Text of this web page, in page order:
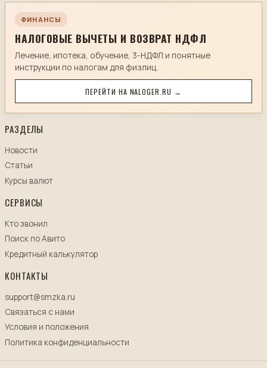
ФИНАНСЫ
НАЛОГОВЫЕ ВЫЧЕТЫ И ВОЗВРАТ НДФЛ
Лечение, ипотека, обучение, 3-НДФЛ и понятные
инструкции по налогам для физлиц.
ПЕРЕЙТИ НА NALOGER.RU →
РАЗДЕЛЫ
Новости
Статьи
Курсы валют
СЕРВИСЫ
Кто звонил
Поиск по Авито
Кредитный калькулятор
КОНТАКТЫ
support@smzka.ru
Связаться с нами
Условия и положения
Политика конфиденциальности